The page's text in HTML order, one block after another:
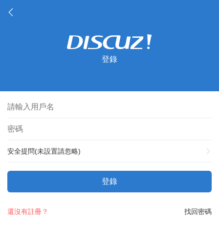
登錄
安全提問(未設置請忽略)
登錄
找回密碼
還沒有註冊？